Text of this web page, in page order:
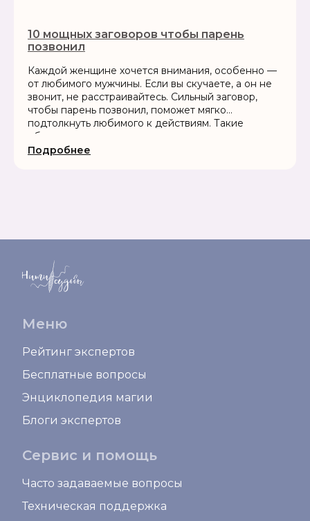
10 мощных заговоров чтобы парень
позвонил
Каждой женщине хочется внимания, особенно —
от любимого мужчины. Если вы скучаете, а он не
звонит, не расстраивайтесь. Сильный заговор,
чтобы парень позвонил, поможет мягко
подтолкнуть любимого к действиям. Такие
обряды можно провести самостоятельно в
домашних условиях. Главное —...
Подробнее
Меню
Рейтинг экспертов
Бесплатные вопросы
Энциклопедия магии
Блоги экспертов
Сервис и помощь
Часто задаваемые вопросы
Техническая поддержка